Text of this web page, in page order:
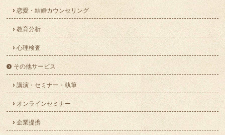
恋愛・結婚カウンセリング
教育分析
心理検査
その他サービス
講演・セミナー・執筆
オンラインセミナー
企業提携